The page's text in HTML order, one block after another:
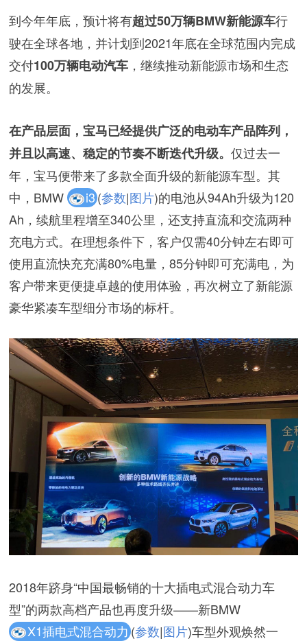
到今年年底，预计将有超过50万辆BMW新能源车行
驶在全球各地，并计划到2021年底在全球范围内完成
交付100万辆电动汽车 ，继续推动新能源市场和生态
的发展。
在产品层面，宝马已经提供广泛的电动车产品阵列，
并且以高速、稳定的节奏不断迭代升级。仅过去一
年，宝马便带来了多款全面升级的新能源车型。其
中，BMW
i3(参数|图片)的电池从94Ah升级为120
Ah，续航里程增至340公里，还支持直流和交流两种
充电方式。在理想条件下，客户仅需40分钟左右即可
使用直流快充充满80%电量，85分钟即可充满电，为
客户带来更便捷卓越的使用体验，再次树立了新能源
豪华紧凑车型细分市场的标杆。
2018年跻身“中国最畅销的十大插电式混合动力车
型”的两款高档产品也再度升级——新BMW
X1插电式混合动力(参数|图片)车型外观焕然一